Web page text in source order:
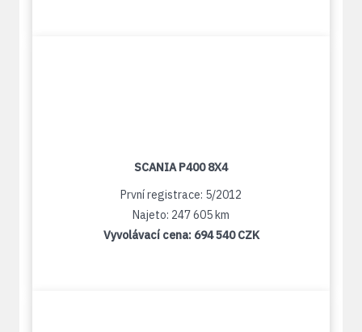
SCANIA P400 8X4
První registrace: 5/2012
Najeto: 247 605 km
Vyvolávací cena: 694 540 CZK